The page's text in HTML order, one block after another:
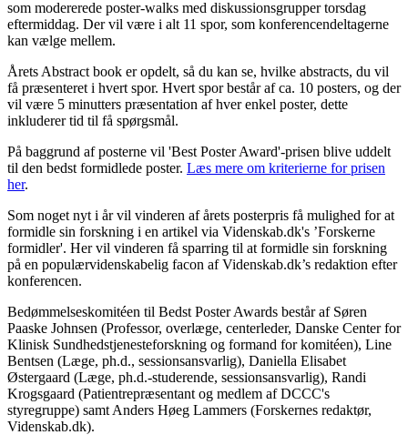
som modererede poster-walks med diskussionsgrupper torsdag
eftermiddag. Der vil være i alt 11 spor, som konferencendeltagerne
kan vælge mellem.
Årets Abstract book er opdelt, så du kan se, hvilke abstracts, du vil
få præsenteret i hvert spor. Hvert spor består af ca. 10 posters, og der
vil være 5 minutters præsentation af hver enkel poster, dette
inkluderer tid til få spørgsmål.
På baggrund af posterne vil 'Best Poster Award'-prisen blive uddelt
til den bedst formidlede poster. Læs mere om kriterierne for prisen
her.
Som noget nyt i år vil vinderen af årets posterpris få mulighed for at
formidle sin forskning i en artikel via Videnskab.dk's ’Forskerne
formidler'. Her vil vinderen få sparring til at formidle sin forskning
på en populærvidenskabelig facon af Videnskab.dk’s redaktion efter
konferencen.
Bedømmelseskomitéen til Bedst Poster Awards består af Søren
Paaske Johnsen (Professor, overlæge, centerleder, Danske Center for
Klinisk Sundhedstjenesteforskning og formand for komitéen), Line
Bentsen (Læge, ph.d., sessionsansvarlig), Daniella Elisabet
Østergaard (Læge, ph.d.-studerende, sessionsansvarlig), Randi
Krogsgaard (Patientrepræsentant og medlem af DCCC's
styregruppe) samt Anders Høeg Lammers (Forskernes redaktør,
Videnskab.dk).